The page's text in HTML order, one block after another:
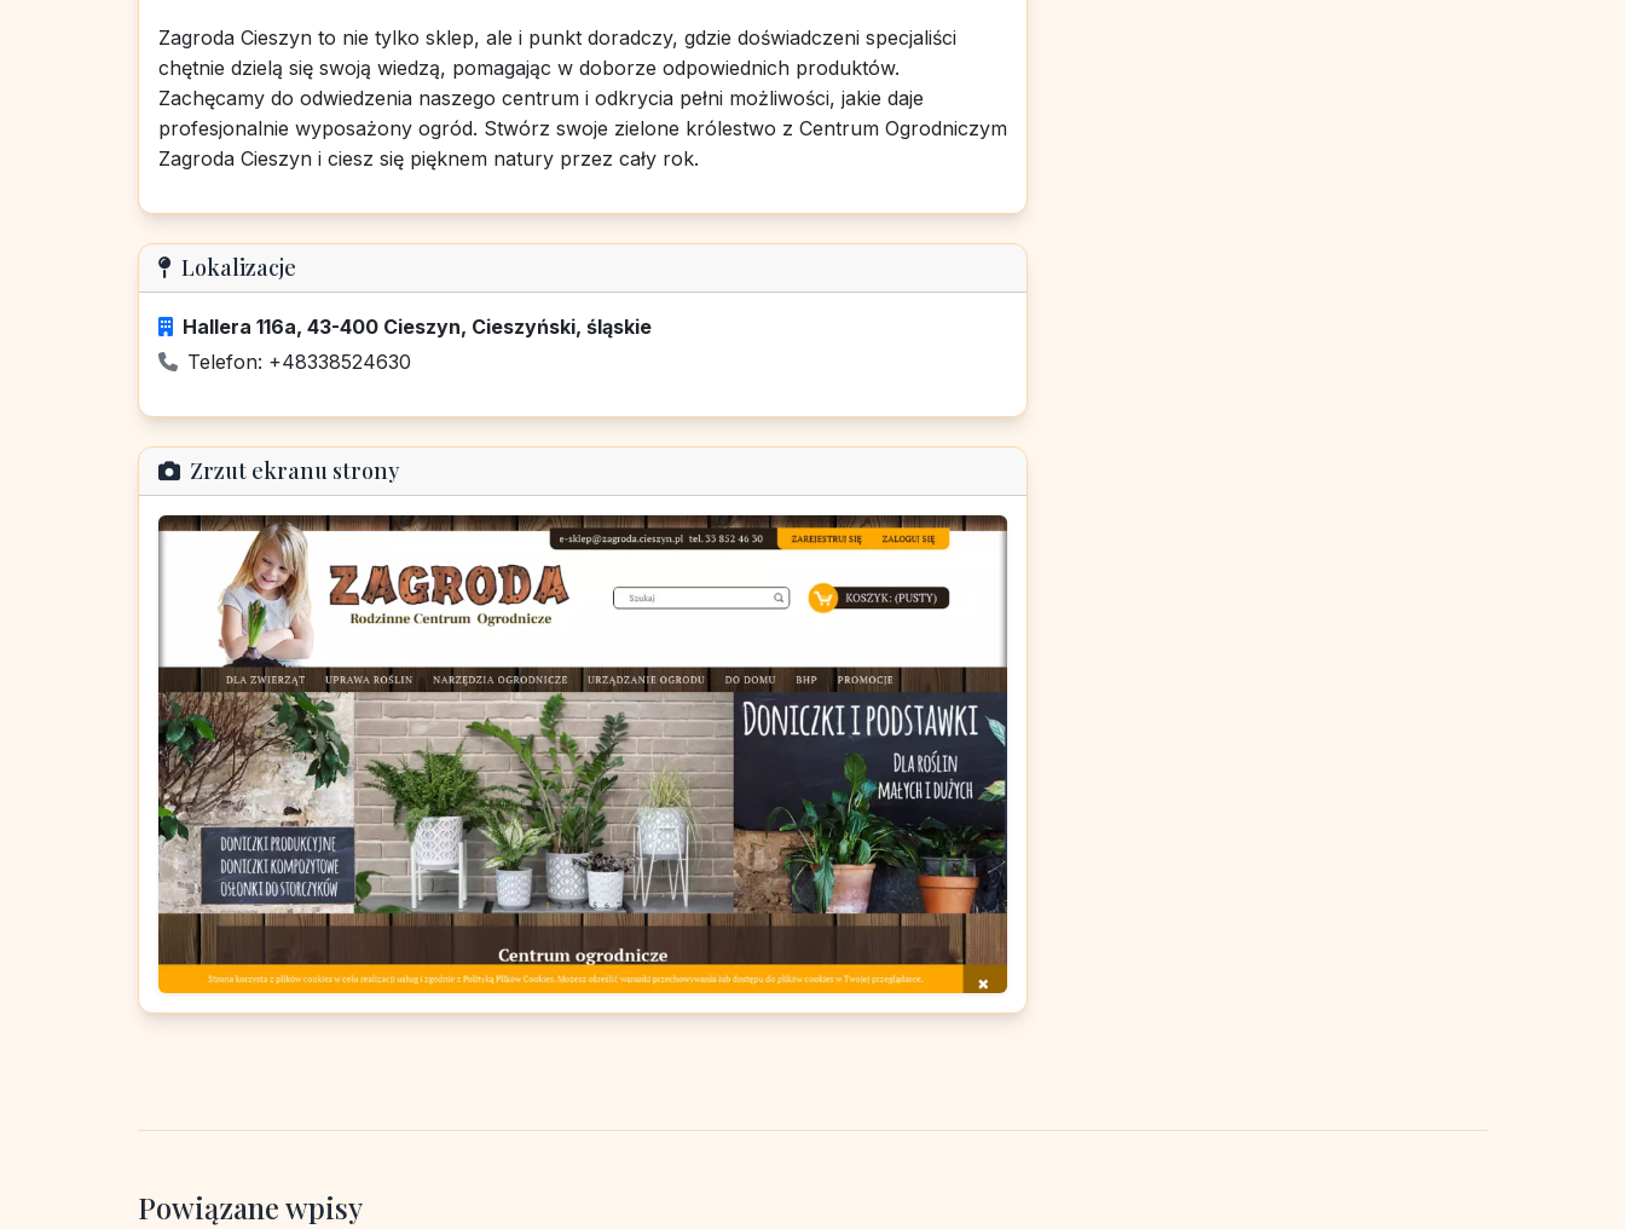
Zagroda Cieszyn to nie tylko sklep, ale i punkt doradczy, gdzie doświadczeni specjaliści
chętnie dzielą się swoją wiedzą, pomagając w doborze odpowiednich produktów.
Zachęcamy do odwiedzenia naszego centrum i odkrycia pełni możliwości, jakie daje
profesjonalnie wyposażony ogród. Stwórz swoje zielone królestwo z Centrum Ogrodniczym
Zagroda Cieszyn i ciesz się pięknem natury przez cały rok.
Lokalizacje
Hallera 116a, 43-400 Cieszyn, Cieszyński, śląskie
Telefon: +48338524630
Zrzut ekranu strony
Powiązane wpisy